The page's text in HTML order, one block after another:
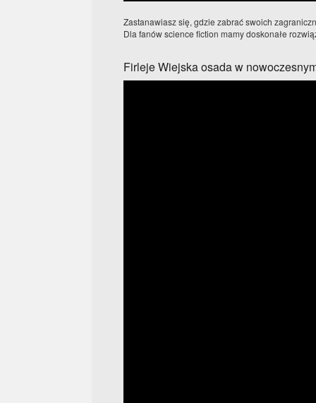
Zastanawiasz się, gdzie zabrać swoich
Dla fanów science fiction mamy doskonałe
Firleje Wiejska osada w